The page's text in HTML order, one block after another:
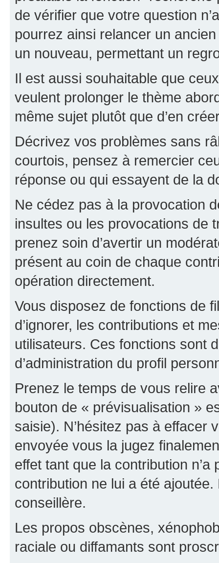
de vérifier que votre question
pourrez ainsi relancer un
un nouveau, permettant un
Il est aussi souhaitable que
veulent prolonger le thème
même sujet plutôt que d’en
Décrivez vos problèmes sans
courtois, pensez à remercier
réponse ou qui essayent de la
Ne cédez pas à la provocation
insultes ou les provocations de
prenez soin d’avertir un
présent au coin de chaque
opération directement.
Vous disposez de fonctions de
d’ignorer, les contributions et
utilisateurs. Ces fonctions sont
d’administration du profil
Prenez le temps de vous relire
bouton de « prévisualisation »
saisie). N’hésitez pas à effacer
envoyée vous la jugez
effet tant que la contribution n’a
contribution ne lui a été
conseillère.
Les propos obscènes,
raciale ou diffamants sont